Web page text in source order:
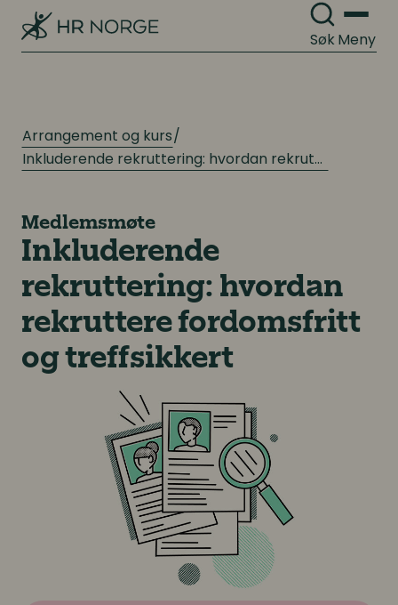
SøkMeny
Arrangement og kurs
Inkluderende rekruttering: hvordan rekruttere fordomsfritt og treffsikkert
Medlemsmøte
Inkluderende
rekruttering: hvordan
rekruttere fordomsfritt
og treffsikkert